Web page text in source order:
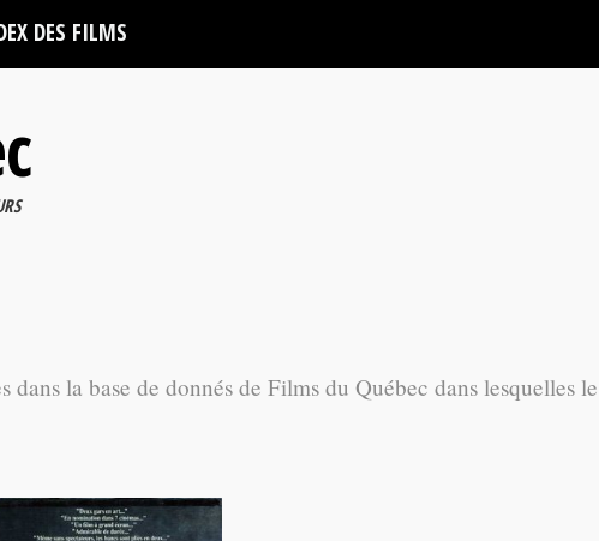
DES FILMS
la base de donnés de Films du Québec dans lesquelles le